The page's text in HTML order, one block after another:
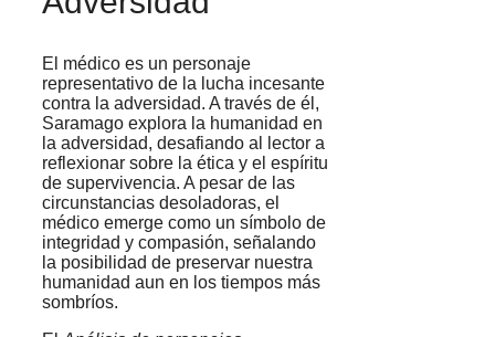
El médico es un personaje
representativo de la lucha incesante
contra la adversidad. A través de él,
Saramago explora la humanidad en
la adversidad, desafiando al lector a
reflexionar sobre la ética y el espíritu
de supervivencia. A pesar de las
circunstancias desoladoras, el
médico emerge como un símbolo de
integridad y compasión, señalando
la posibilidad de preservar nuestra
humanidad aun en los tiempos más
sombríos.